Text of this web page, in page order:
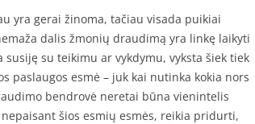
yra gerai žinoma, tačiau visada puikiai
dalis žmonių draudimą yra linkę laikyti
su teikimu ar vykdymu, vyksta šiek tiek
paslaugos esmė – juk kai nutinka kokia nors
bendrovė neretai būna vienintelis
šios esmių esmės, reikia pridurti,